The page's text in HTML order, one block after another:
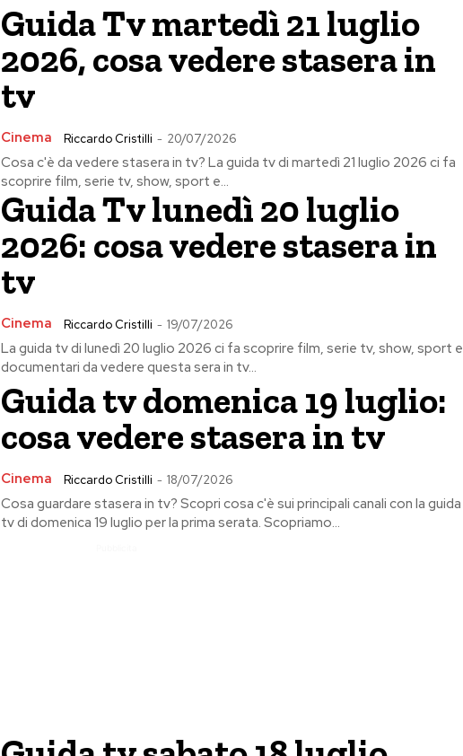
Guida Tv martedì 21 luglio
2026, cosa vedere stasera in
tv
Cinema Riccardo Cristilli - 20/07/2026
Cosa c'è da vedere stasera in tv? La guida tv di martedì 21 luglio 2026 ci fa
scoprire film, serie tv, show, sport e...
Guida Tv lunedì 20 luglio
2026: cosa vedere stasera in
tv
Cinema Riccardo Cristilli - 19/07/2026
La guida tv di lunedì 20 luglio 2026 ci fa scoprire film, serie tv, show, sport e
documentari da vedere questa sera in tv...
Guida tv domenica 19 luglio:
cosa vedere stasera in tv
Cinema Riccardo Cristilli - 18/07/2026
Cosa guardare stasera in tv? Scopri cosa c'è sui principali canali con la guida
tv di domenica 19 luglio per la prima serata. Scopriamo...